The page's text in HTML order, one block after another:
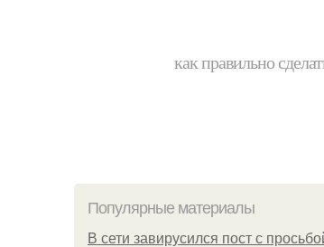
как правильно
Популярные материалы
В сети завирусился пост с